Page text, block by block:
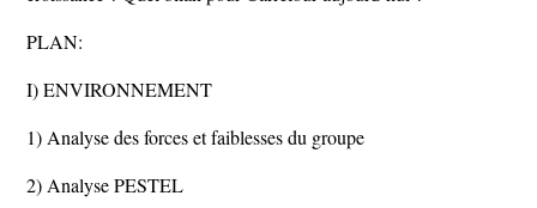
PLAN:
I) ENVIRONNEMENT
1) Analyse des forces et faiblesses du groupe
2) Analyse PESTEL